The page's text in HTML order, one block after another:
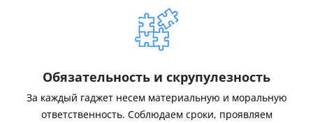
Обязательность и скрупулезность
За каждый гаджет несем материальную и моральную
ответственность. Соблюдаем сроки, проявляем